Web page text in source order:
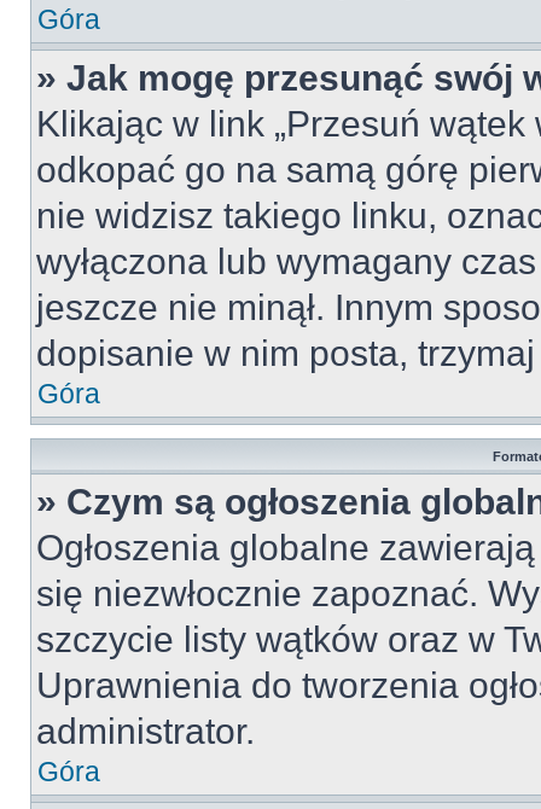
Góra
» Jak mogę przesunąć swój
Klikając w link „Przesuń
odkopać go na samą górę
nie widzisz takiego linku,
wyłączona lub wymagany
jeszcze nie minął. Innym
dopisanie w nim posta,
Góra
» Czym są ogłoszenia
Ogłoszenia globalne
się niezwłocznie zapoznać.
szczycie listy wątków oraz w
Uprawnienia do tworzenia
administrator.
Góra